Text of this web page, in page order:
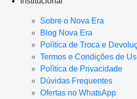
Sobre o Nova Era
Blog Nova Era
Política de Troca e
Termos e Condições de
Política de Privacidade
Dúvidas Frequentes
Ofertas no WhatsApp